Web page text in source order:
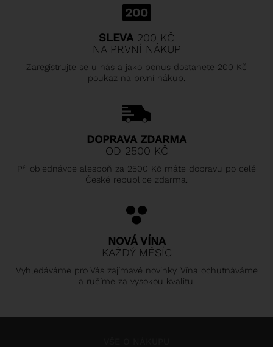
SLEVA 200 KČ
NA PRVNÍ NÁKUP
Zaregistrujte se u nás a jako bonus dostanete 200 Kč
poukaz na první nákup.
DOPRAVA ZDARMA
OD 2500 KČ
Při objednávce alespoň za 2500 Kč máte dopravu po celé
České republice zdarma.
NOVÁ VÍNA
KAŽDÝ MĚSÍC
Vyhledáváme pro Vás zajímavé novinky. Vína ochutnáváme
a ručíme za vysokou kvalitu.